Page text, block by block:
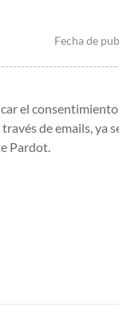
Fecha de
el
de emails, ya
Pardot.